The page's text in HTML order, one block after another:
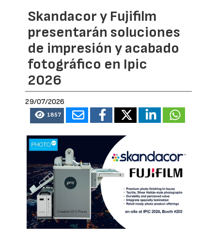
Skandacor y Fujifilm
presentarán soluciones
de impresión y acabado
fotográfico en Ipic
2026
29/07/2026
1857